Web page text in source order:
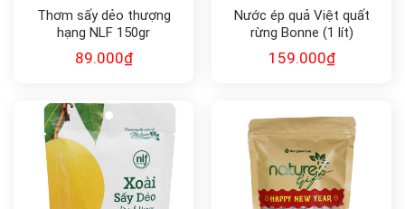
Thơm sấy dẻo thượng
hạng NLF 150gr
89.000₫
Nước ép quả Việt quất
rừng Bonne (1 lít)
159.000₫